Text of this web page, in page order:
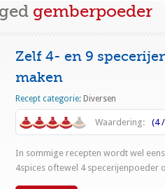
gemberpoeder
Zelf 4- en 9
maken
Recept categorie: Diversen
Waardering: (4
In sommige recepten wordt wel
4spices oftewel 4 specerijenpoeder